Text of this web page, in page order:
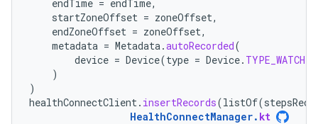
endTime = endTime,
startZoneOffset = zoneOffset,
endZoneOffset = zoneOffset,
metadata = Metadata.autoRecorded(
device = Device(type = Device. TYPE_WATCH
)
)
healthConnectClient. insertRecords(listOf(
HealthConnectManager. kt